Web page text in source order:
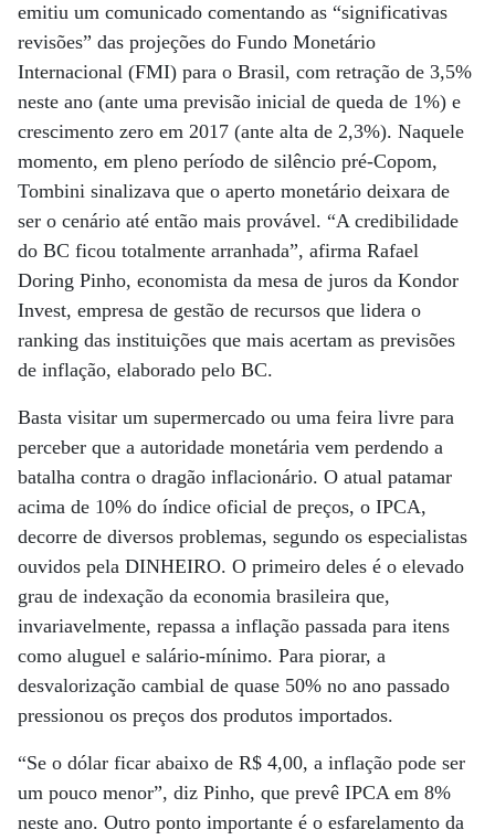
emitiu um comunicado comentando as “significativas
revisões” das projeções do Fundo Monetário
Internacional (FMI) para o Brasil, com retração de 3,5%
neste ano (ante uma previsão inicial de queda de 1%) e
crescimento zero em 2017 (ante alta de 2,3%). Naquele
momento, em pleno período de silêncio pré-Copom,
Tombini sinalizava que o aperto monetário deixara de
ser o cenário até então mais provável. “A credibilidade
do BC ficou totalmente arranhada”, afirma Rafael
Doring Pinho, economista da mesa de juros da Kondor
Invest, empresa de gestão de recursos que lidera o
ranking das instituições que mais acertam as previsões
de inflação, elaborado pelo BC.
Basta visitar um supermercado ou uma feira livre para
perceber que a autoridade monetária vem perdendo a
batalha contra o dragão inflacionário. O atual patamar
acima de 10% do índice oficial de preços, o IPCA,
decorre de diversos problemas, segundo os especialistas
ouvidos pela DINHEIRO. O primeiro deles é o elevado
grau de indexação da economia brasileira que,
invariavelmente, repassa a inflação passada para itens
como aluguel e salário-mínimo. Para piorar, a
desvalorização cambial de quase 50% no ano passado
pressionou os preços dos produtos importados.
“Se o dólar ficar abaixo de R$ 4,00, a inflação pode ser
um pouco menor”, diz Pinho, que prevê IPCA em 8%
neste ano. Outro ponto importante é o esfarelamento da